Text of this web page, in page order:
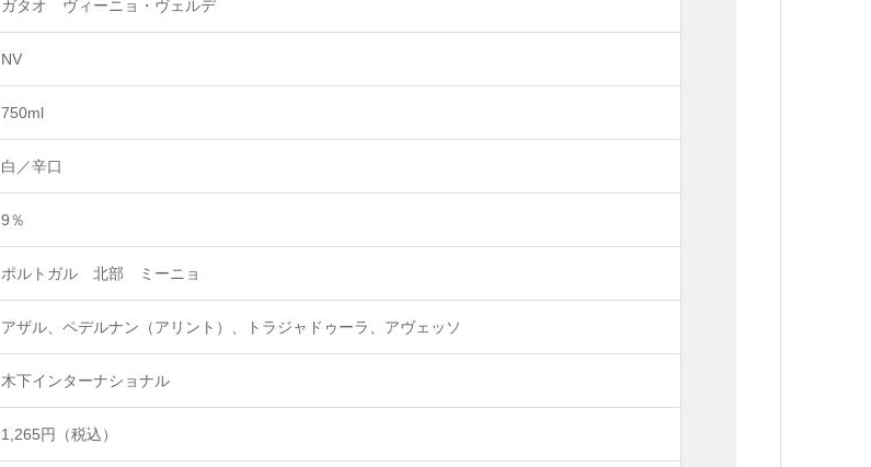
ガタオ ヴィーニョ・ヴェルデ
NV
750ml
白／辛口
9％
ポルトガル 北部 ミーニョ
アザル、ペデルナン（アリント）、トラジャドゥーラ、アヴェッソ
木下インターナショナル
1,265円（税込）